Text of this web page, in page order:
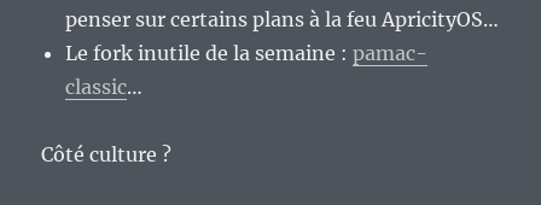
penser sur certains plans à la feu ApricityOS…
Le fork inutile de la semaine :pamac-
classic…
Côté culture ?